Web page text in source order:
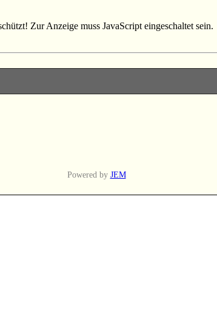
Zur Anzeige muss JavaScript eingeschaltet sein.
Powered by JEM